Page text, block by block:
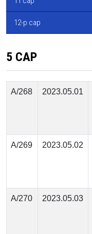
12-р сар
5 САР
А/268 2023.05.01
А/269 2023.05.02
А/270 2023.05.03